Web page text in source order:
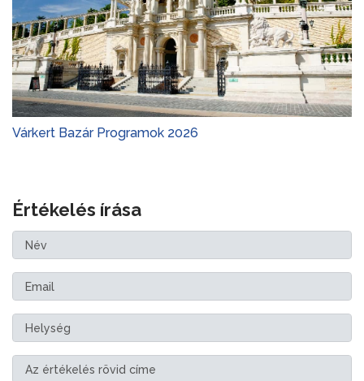
Várkert Bazár Programok 2026
Értékelés írása